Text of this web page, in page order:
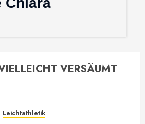
VERSÄUMT
Leichtathletik